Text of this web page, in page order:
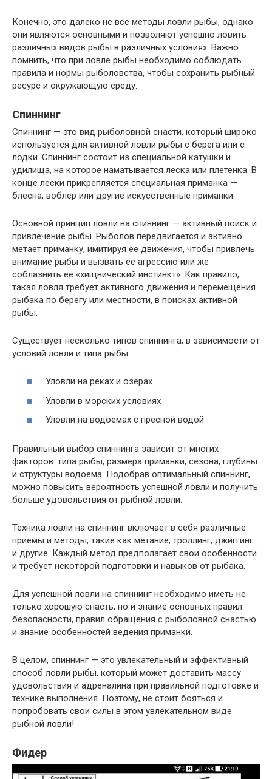
Конечно, это далеко не все методы ловли рыбы, однако
они являются основными и позволяют успешно ловить
различных видов рыбы в различных условиях. Важно
помнить, что при ловле рыбы необходимо соблюдать
правила и нормы рыболовства, чтобы сохранить рыбный
ресурс и окружающую среду.
Спиннинг
Спиннинг — это вид рыболовной снасти, который широко
используется для активной ловли рыбы с берега или с
лодки. Спиннинг состоит из специальной катушки и
удилища, на которое наматывается леска или плетенка. В
конце лески прикрепляется специальная приманка —
блесна, воблер или другие искусственные приманки.
Основной принцип ловли на спиннинг — активный поиск и
привлечение рыбы. Рыболов передвигается и активно
метает приманку, имитируя ее движения, чтобы привлечь
внимание рыбы и вызвать ее агрессию или же
соблазнить ее «хищнический инстинкт». Как правило,
такая ловля требует активного движения и перемещения
рыбака по берегу или местности, в поисках активной
рыбы.
Существует несколько типов спиннинга, в зависимости от
условий ловли и типа рыбы:
Уловли на реках и озерах
Уловли в морских условиях
Уловли на водоемах с пресной водой
Правильный выбор спиннинга зависит от многих
факторов: типа рыбы, размера приманки, сезона, глубины
и структуры водоема. Подобрав оптимальный спиннинг,
можно повысить вероятность успешной ловли и получить
больше удовольствия от рыбной ловли.
Техника ловли на спиннинг включает в себя различные
приемы и методы, такие как метание, троллинг, джиггинг
и другие. Каждый метод предполагает свои особенности
и требует некоторой подготовки и навыков от рыбака.
Для успешной ловли на спиннинг необходимо иметь не
только хорошую снасть, но и знание основных правил
безопасности, правил обращения с рыболовной снастью
и знание особенностей ведения приманки.
В целом, спиннинг — это увлекательный и эффективный
способ ловли рыбы, который может доставить массу
удовольствия и адреналина при правильной подготовке и
технике выполнения. Поэтому, не стоит бояться и
попробовать свои силы в этом увлекательном виде
рыбной ловли!
Фидер